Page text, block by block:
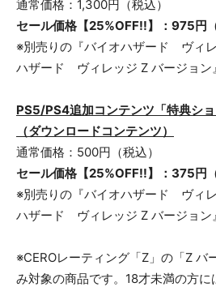
通常価格：1,300円（税込）
セール価格【25%OFF!!】： 975円
※別売りの『バイオハザード ヴィ
ハザード ヴィレッジ Z バージョン
PS5/PS4追加コンテンツ「特典シ
（ダウンロードコンテンツ）
通常価格：500円（税込）
セール価格【25%OFF!!】： 375円
※別売りの『バイオハザード ヴィ
ハザード ヴィレッジ Z バージョン
※CEROレーティング「Z」の「Z バ
み対象の商品です。18才未満の方に